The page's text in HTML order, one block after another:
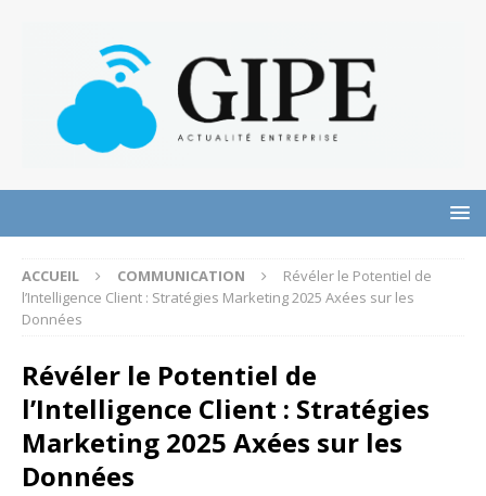
ACCUEIL COMMUNICATION
Révéler le Potentiel de
l’Intelligence Client : Stratégies Marketing 2025 Axées sur les
Données
Révéler le Potentiel de
l’Intelligence Client : Stratégies
Marketing 2025 Axées sur les
Données